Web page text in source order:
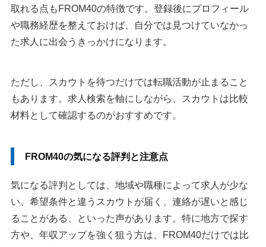
取れる点もFROM40の特徴です。登録後にプロフィール
や職務経歴を整えておけば、自分では見つけていなかっ
た求人に出会うきっかけになります。
ただし、スカウトを待つだけでは転職活動が止まること
もあります。求人検索を軸にしながら、スカウトは比較
材料として確認するのがおすすめです。
FROM40の気になる評判と注意点
気になる評判としては、地域や職種によって求人が少な
い、希望条件と違うスカウトが届く、連絡が遅いと感じ
ることがある、といった声があります。特に地方で探す
方や、年収アップを強く狙う方は、FROM40だけでは比